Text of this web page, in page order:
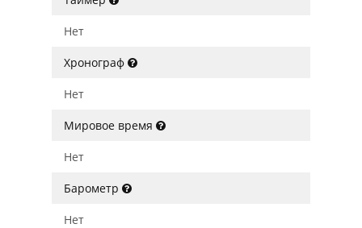
Нет
Хронограф
Нет
Мировое время
Нет
Барометр
Нет